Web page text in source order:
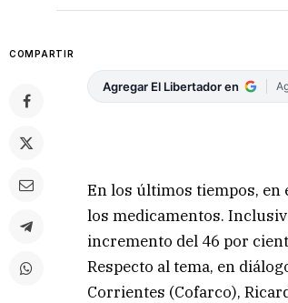
COMPARTIR
Agregar El Libertador en
En los últimos tiempos, en
los medicamentos.
incremento del 46 por
Respecto al tema, en
Corrientes (Cofarco),